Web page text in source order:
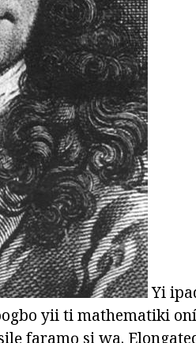
Yi
yii ti mathematiki
faramọ si wa.